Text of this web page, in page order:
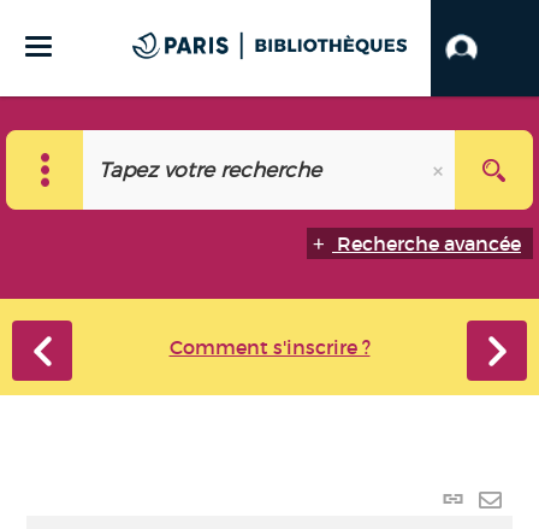
Recherche avancée
Comment s'inscrire ?
Lien